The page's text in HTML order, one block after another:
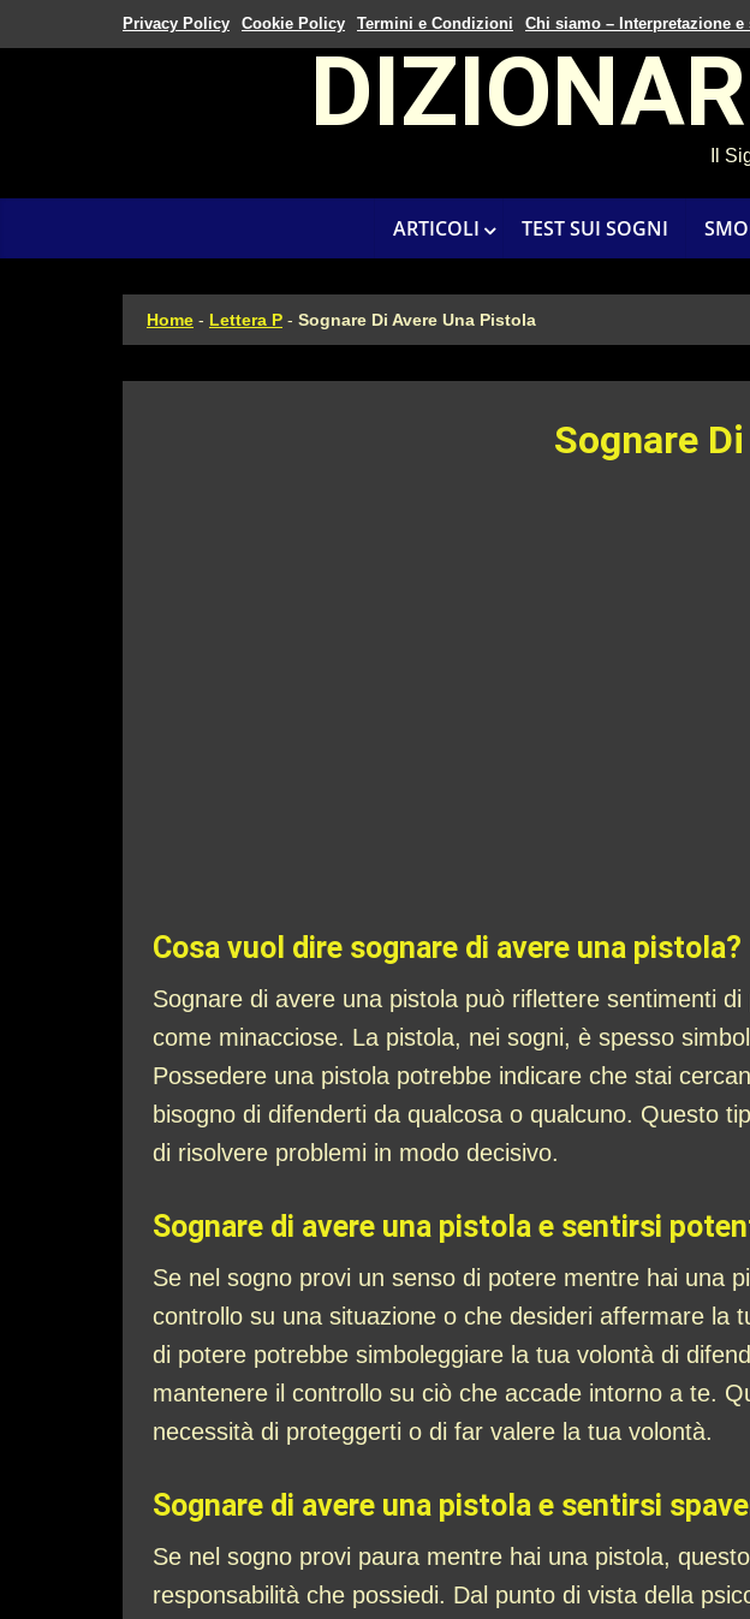
Privacy Policy Cookie Policy Termini e Condizioni Chi siamo – Interpretazione
Il
ARTICOLI TEST SUI SOGNI
Home - Lettera P - Sognare Di Avere Una Pistola
Sognare
Cosa vuol dire sognare di avere una pistola?
Sognare di avere una pistola può riflettere sentimenti
come minacciose. La pistola, nei sogni, è spesso
Possedere una pistola potrebbe indicare che stai
bisogno di difenderti da qualcosa o qualcuno. Questo
di risolvere problemi in modo decisivo.
Sognare di avere una pistola e sentirsi
Se nel sogno provi un senso di potere mentre hai una
controllo su una situazione o che desideri affermare la
di potere potrebbe simboleggiare la tua volontà di
mantenere il controllo su ciò che accade intorno a te.
necessità di proteggerti o di far valere la tua volontà.
Sognare di avere una pistola e sentirsi
Se nel sogno provi paura mentre hai una pistola,
responsabilità che possiedi. Dal punto di vista della